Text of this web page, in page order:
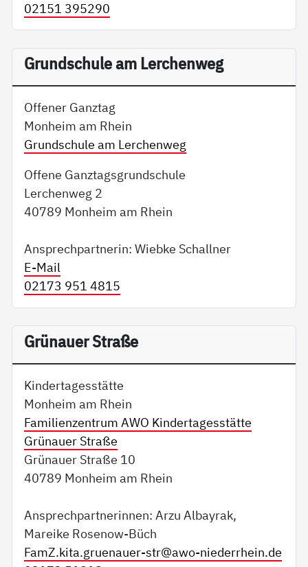
02151 395290
Grundschule am Lerchenweg
Offener Ganztag
Monheim am Rhein
Grundschule am Lerchenweg
Offene Ganztagsgrundschule
Lerchenweg 2
40789 Monheim am Rhein
Ansprechpartnerin: Wiebke Schallner
E-Mail
02173 951 4815
Grünauer Straße
Kindertagesstätte
Monheim am Rhein
Familienzentrum AWO Kindertagesstätte
Grünauer Straße
Grünauer Straße 10
40789 Monheim am Rhein
Ansprechpartnerinnen: Arzu Albayrak,
Mareike Rosenow-Büch
FamZ.kita.gruenauer-str@awo-niederrhein.de